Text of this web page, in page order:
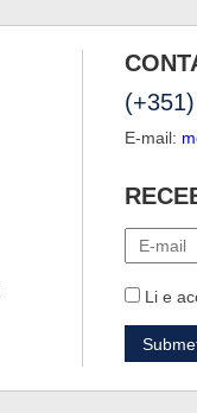
E-mail:
Li e